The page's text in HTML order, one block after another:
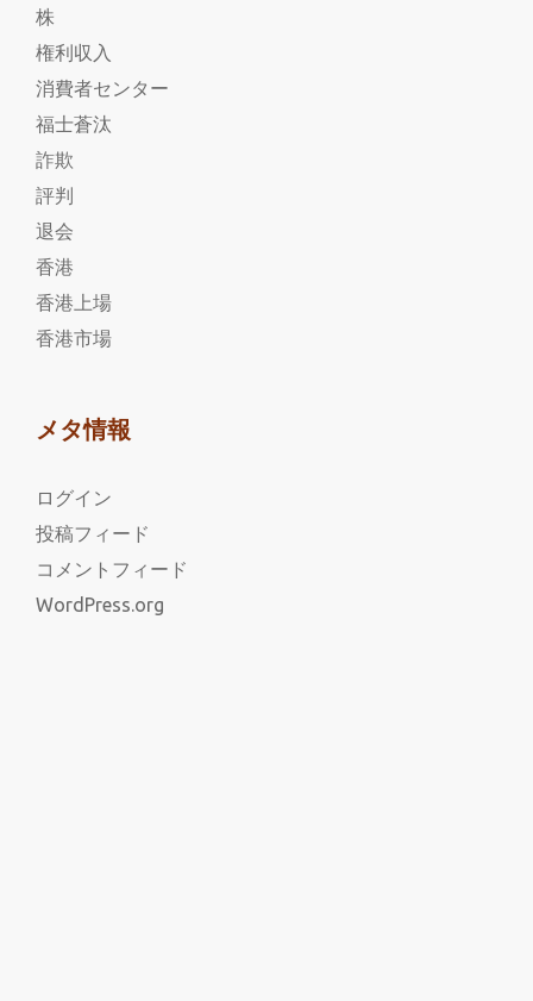
株
権利収入
消費者センター
福士蒼汰
詐欺
評判
退会
香港
香港上場
香港市場
メタ情報
ログイン
投稿フィード
コメントフィード
WordPress.org